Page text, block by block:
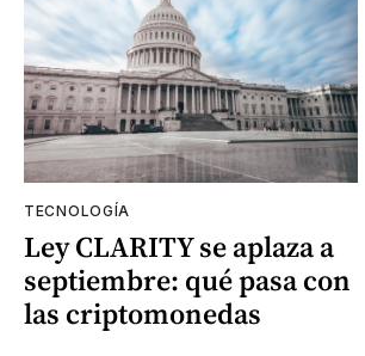
TECNOLOGÍA
Ley CLARITY se aplaza a
septiembre: qué pasa con
las criptomonedas